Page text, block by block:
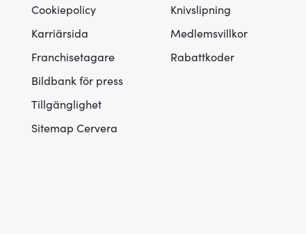
Cookiepolicy
Karriärsida
Franchisetagare
Bildbank för press
Tillgänglighet
Sitemap Cervera
Knivslipning
Medlemsvillkor
Rabattkoder